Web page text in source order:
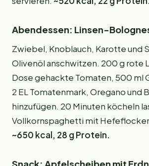
Abendessen: Linsen-
Zwiebel, Knoblauch, Karotte und
Olivenöl anschwitzen. 200 g rote
Dose gehackte Tomaten, 500 ml
2 EL Tomatenmark, Oregano und
hinzufügen. 20 Minuten köcheln
Vollkornspaghetti mit
~650 kcal, 28 g Protein.